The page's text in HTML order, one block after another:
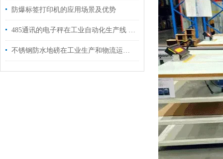
防爆标签打印机的应用场景及优势
485通讯的电子秤在工业自动化生产线 多站式配料系统中的应用
不锈钢防水地磅在工业生产和物流运营中发挥着关键的作用